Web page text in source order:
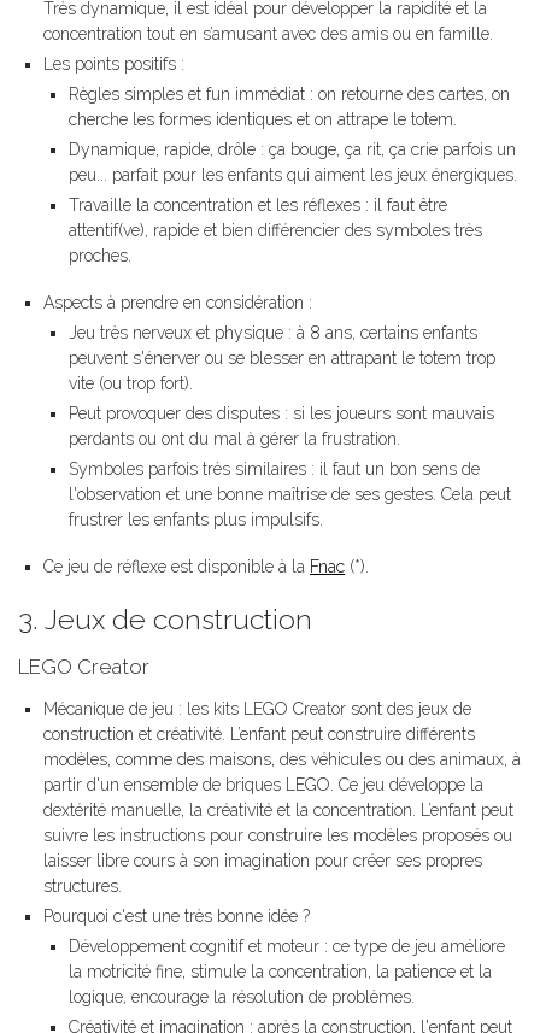
Très dynamique, il est idéal pour développer la rapidité et la
concentration tout en s’amusant avec des amis ou en famille.
Les points positifs :
Règles simples et fun immédiat : on retourne des cartes, on
cherche les formes identiques et on attrape le totem.
Dynamique, rapide, drôle : ça bouge, ça rit, ça crie parfois un
peu... parfait pour les enfants qui aiment les jeux énergiques.
Travaille la concentration et les réflexes : il faut être
attentif(ve), rapide et bien différencier des symboles très
proches.
Aspects à prendre en considération :
Jeu très nerveux et physique : à 8 ans, certains enfants
peuvent s'énerver ou se blesser en attrapant le totem trop
vite (ou trop fort).
Peut provoquer des disputes : si les joueurs sont mauvais
perdants ou ont du mal à gérer la frustration.
Symboles parfois très similaires : il faut un bon sens de
l'observation et une bonne maîtrise de ses gestes. Cela peut
frustrer les enfants plus impulsifs.
Ce jeu de réflexe est disponible à la Fnac (*).
3. Jeux de construction
LEGO Creator
Mécanique de jeu : les kits LEGO Creator sont des jeux de
construction et créativité. L’enfant peut construire différents
modèles, comme des maisons, des véhicules ou des animaux, à
partir d'un ensemble de briques LEGO. Ce jeu développe la
dextérité manuelle, la créativité et la concentration. L’enfant peut
suivre les instructions pour construire les modèles proposés ou
laisser libre cours à son imagination pour créer ses propres
structures.
Pourquoi c'est une très bonne idée ?
Développement cognitif et moteur : ce type de jeu améliore
la motricité fine, stimule la concentration, la patience et la
logique, encourage la résolution de problèmes.
Créativité et imagination : après la construction, l'enfant peut